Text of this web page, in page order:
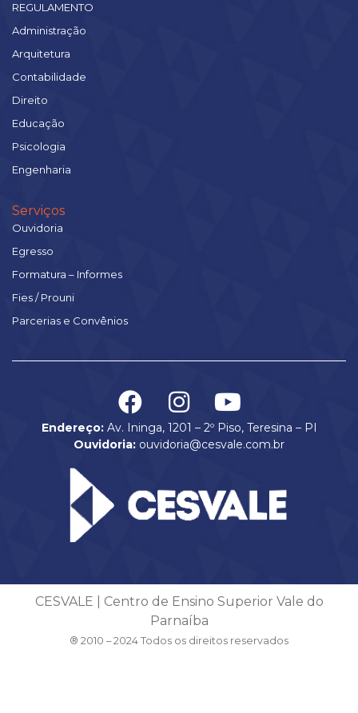
REGULAMENTO
Administração
Arquitetura
Contabilidade
Direito
Educação
Psicologia
Engenharia
Serviços
Ouvidoria
Egresso
Formatura – Informes
Fies / Prouni
Parcerias e Convênios
Endereço:Av. Ininga, 1201 – 2º Piso, Teresina – PI
Ouvidoria: ouvidoria@cesvale.com.br
CESVALE | Centro de Ensino Superior Vale do
Parnaíba
® 2010 – 2024 Todos os direitos reservados